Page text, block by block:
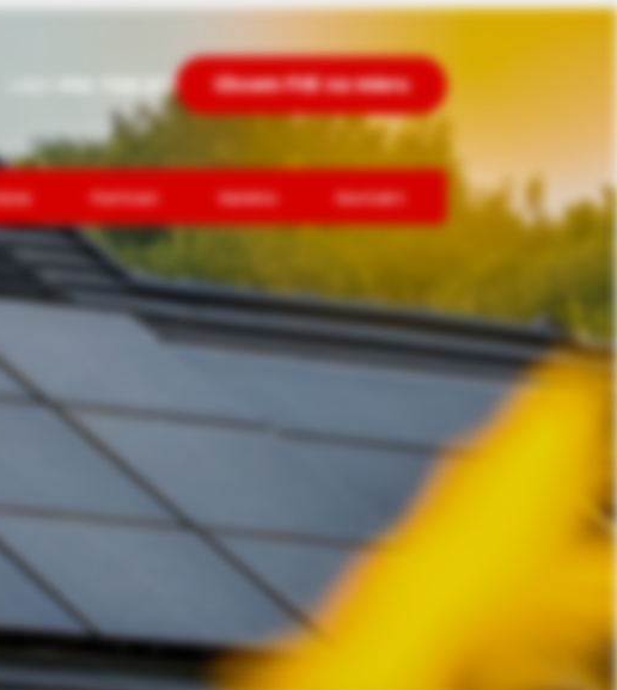
910 708 312 Chcem FVE na mieru
Partneri Kariéra Kontakt